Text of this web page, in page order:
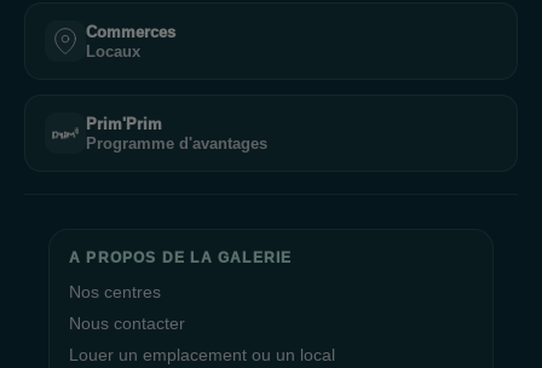
Commerces
Locaux
Prim'Prim
Programme d'avantages
A PROPOS DE LA GALERIE
Nos centres
Nous contacter
Louer un emplacement ou un local